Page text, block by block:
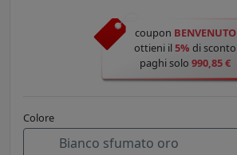
coupon BENVENUTO
ottieni il5% di sconto
paghi solo 990,85 €
Colore
Bianco sfumato oro